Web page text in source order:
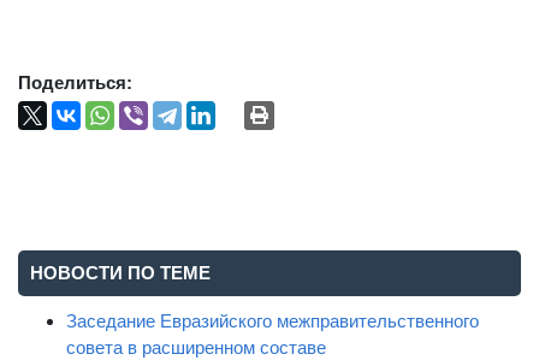
Поделиться:
НОВОСТИ ПО ТЕМЕ
Заседание Евразийского межправительственного
совета в расширенном составе